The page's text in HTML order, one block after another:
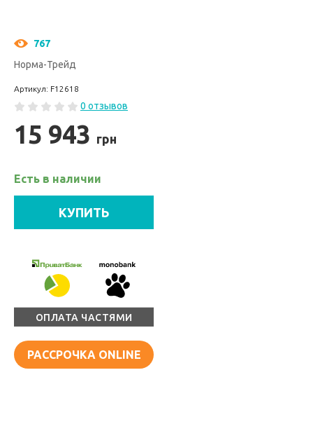
767
Норма-Трейд
Артикул: F12618
0 отзывов
15 943 грн
Есть в наличии
КУПИТЬ
ОПЛАТА ЧАСТЯМИ
РАССРОЧКА ONLINE